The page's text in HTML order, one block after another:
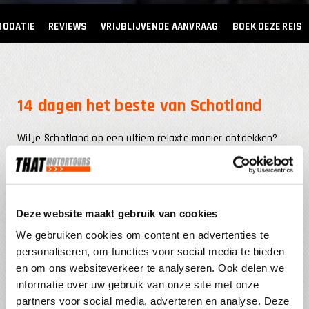
Deze website maakt gebruik van cookies
We gebruiken cookies om content en advertenties te
personaliseren, om functies voor social media te bieden
en om ons websiteverkeer te analyseren. Ook delen we
informatie over uw gebruik van onze site met onze
partners voor social media, adverteren en analyse. Deze
REVIEWS VRIJBLIJVENDE AANVRAAG BOEK DEZE REIS
14 dagen het beste van Schotland
Wil je Schotland op een ultiem relaxte manier ontdekken?
Dan is EPIC SCOTLAND voor jou. Verken het bruisende
Edinburgh en ontdek de stad zonder je zorgen te maken
naar twee van Schotlands mooiste eilanden: het
indrukwekkende Isle of Skye en het schilderachtige Isle of
Mull. Beide eilanden bieden een adembenemend landschap,
van de ruige Cuillin Hills op Skye tot de vredige wegen op
Mull.